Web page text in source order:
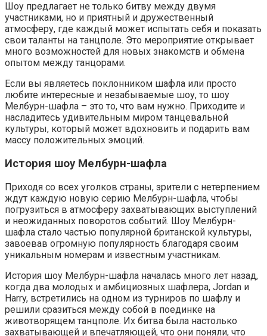
Шоу предлагает не только битву между двумя
участниками, но и приятный и дружественный
атмосферу, где каждый может испытать себя и показать
свои таланты на танцполе. Это мероприятие открывает
много возможностей для новых знакомств и обмена
опытом между танцорами.
Если вы являетесь поклонником шафла или просто
любите интересные и незабываемые шоу, то шоу
Мелбурн-шафла – это то, что вам нужно. Приходите и
насладитесь удивительным миром танцевальной
культуры, который может вдохновить и подарить вам
массу положительных эмоций.
История шоу Мелбурн-шафла
Приходя со всех уголков страны, зрители с нетерпением
ждут каждую новую серию Мелбурн-шафла, чтобы
погрузиться в атмосферу захватывающих выступлений
и неожиданных поворотов событий. Шоу Мелбурн-
шафла стало частью популярной британской культуры,
завоевав огромную популярность благодаря своим
уникальным номерам и известным участникам.
История шоу Мелбурн-шафла началась много лет назад,
когда два молодых и амбициозных шафлера, Jordan и
Harry, встретились на одном из турниров по шафлу и
решили сразиться между собой в поединке на
животворящем танцполе. Их битва была настолько
захватывающей и впечатляющей, что они поняли, что